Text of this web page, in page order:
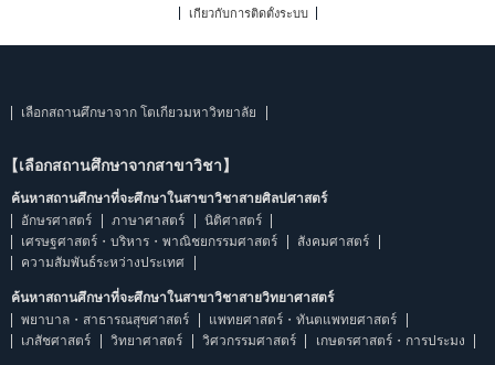
เกี่ยวกับการติดตั้งระบบ
เลือกสถานศึกษาจาก โตเกียวมหาวิทยาลัย
【เลือกสถานศึกษาจากสาขาวิชา】
ค้นหาสถานศึกษาที่จะศึกษาในสาขาวิชาสายศิลปศาสตร์
อักษรศาสตร์
ภาษาศาสตร์
นิติศาสตร์
เศรษฐศาสตร์・บริหาร・พาณิชยกรรมศาสตร์
สังคมศาสตร์
ความสัมพันธ์ระหว่างประเทศ
ค้นหาสถานศึกษาที่จะศึกษาในสาขาวิชาสายวิทยาศาสตร์
พยาบาล・สาธารณสุขศาสตร์
แพทยศาสตร์・ทันตแพทยศาสตร์
เภสัชศาสตร์
วิทยาศาสตร์ วิศวกรรมศาสตร์ เกษตรศาสตร์・การประมง